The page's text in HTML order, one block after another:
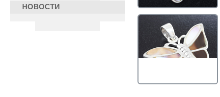
НОВОСТИ